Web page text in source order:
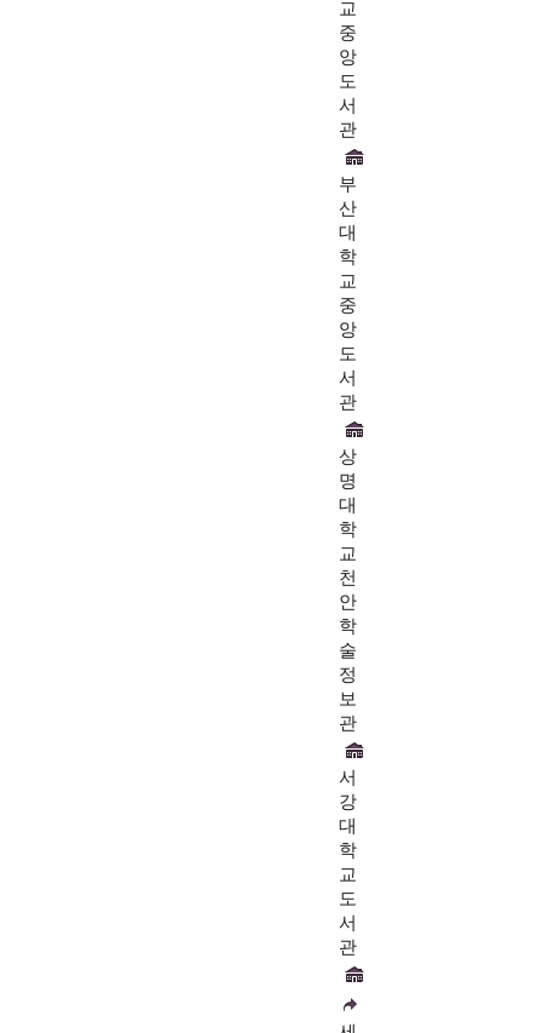
교
중
앙
도
서
관
부
산
대
학
교
중
앙
도
서
관
상
명
대
학
교
천
안
학
술
정
보
관
서
강
대
학
교
도
서
관